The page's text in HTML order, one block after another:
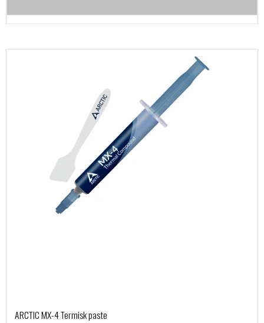
ARCTIC MX-4 Termisk paste